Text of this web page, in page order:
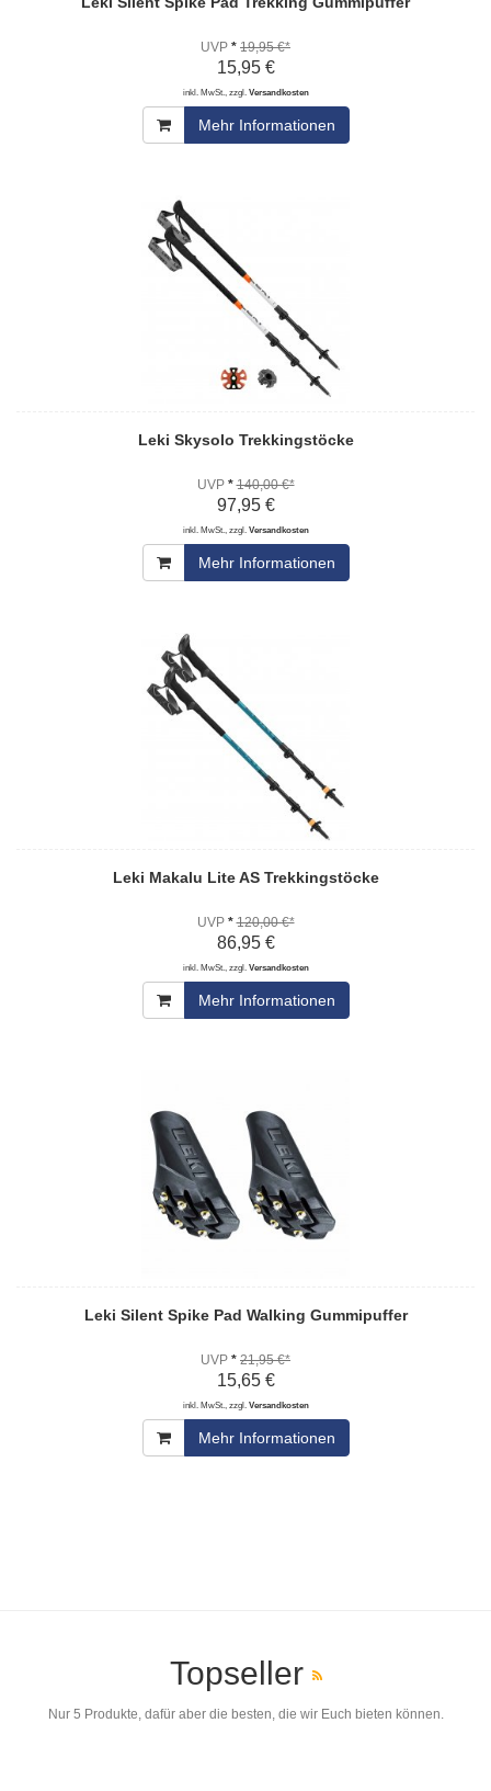
UVP * 19,95 €*
15,95 €
inkl. MwSt., zzgl. Versandkosten
Mehr Informationen
Leki Skysolo Trekkingstöcke
UVP * 140,00 €*
97,95 €
inkl. MwSt., zzgl. Versandkosten
Mehr Informationen
Leki Makalu Lite AS Trekkingstöcke
UVP * 120,00 €*
86,95 €
inkl. MwSt., zzgl. Versandkosten
Mehr Informationen
Leki Silent Spike Pad Walking Gummipuffer
UVP * 21,95 €*
15,65 €
inkl. MwSt., zzgl. Versandkosten
Mehr Informationen
Topseller
Nur 5 Produkte, dafür aber die besten, die wir Euch bieten können.